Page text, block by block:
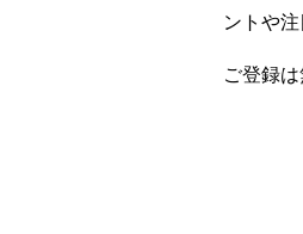
ントや
ご登録